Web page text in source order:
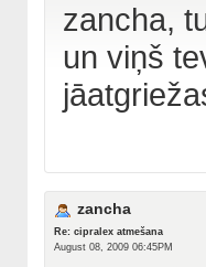
zancha,
un viņš
zancha
Re: cipralex atmešana
August 08, 2009 06:45PM